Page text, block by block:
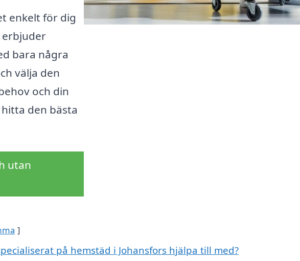
enkelt för dig
bara några
välja den
och din
den bästa
utan
på hemstäd i Johansfors hjälpa till med?